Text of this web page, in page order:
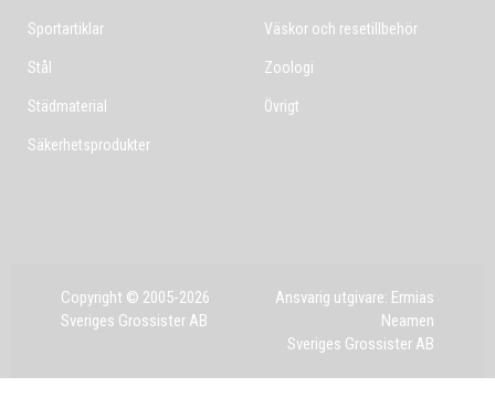
Sportartiklar
Stål
Städmaterial
Säkerhetsprodukter
Väskor och resetillbehör
Zoologi
Övrigt
Copyright © 2005-2026
Sveriges Grossister AB
Ansvarig utgivare: Ermias
Neamen
Sveriges Grossister AB